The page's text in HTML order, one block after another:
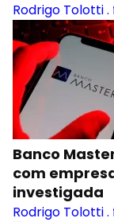
Rodrigo Tolotti.
Banco
com
investigada
Rodrigo Tolotti.